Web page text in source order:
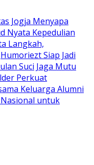
Jogja Menyapa
Nyata Kepedulian
Langkah,
Humoriezt Siap Jadi
Suci Jaga Mutu
Perkuat
Keluarga Alumni
Nasional untuk